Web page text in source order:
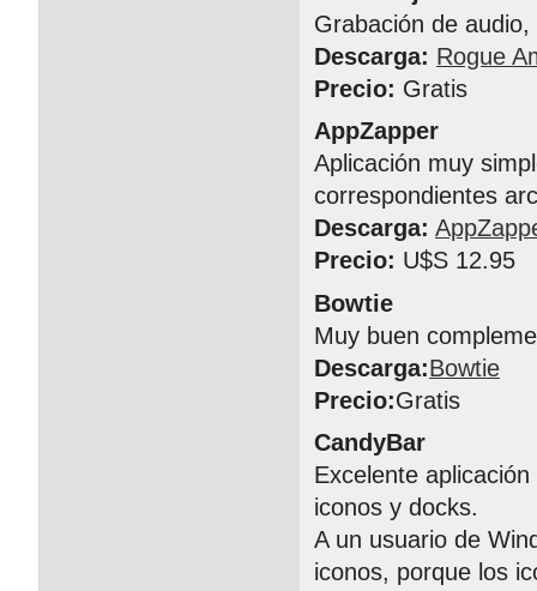
Grabación de
Descarga: Rogue
Precio: Gratis
AppZapper
Aplicación muy
correspondientes
Descarga:
Precio: U$S 12.95
Bowtie
Muy buen
Descarga:Bowtie
Precio:Gratis
CandyBar
Excelente
iconos y docks.
A un usuario de
iconos, porque los